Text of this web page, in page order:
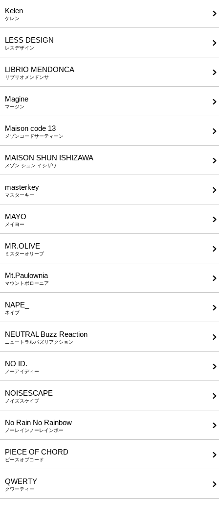
Kelen
ケレン
LESS DESIGN
レスデザイン
LIBRIO MENDONCA
リブリオメンドンサ
Magine
マージン
Maison code 13
メゾンコードサーティーン
MAISON SHUN ISHIZAWA
メゾン シュン イシザワ
masterkey
マスターキー
MAYO
メイヨー
MR.OLIVE
ミスターオリーブ
Mt.Paulownia
マウントポローニア
NAPE_
ネイプ
NEUTRAL Buzz Reaction
ニュートラルバズリアクション
NO ID.
ノーアイディー
NOISESCAPE
ノイズスケイプ
No Rain No Rainbow
ノーレインノーレインボー
PIECE OF CHORD
ピースオブコード
QWERTY
クワーティー